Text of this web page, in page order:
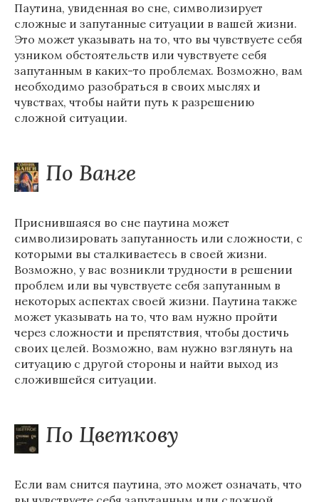
Паутина, увиденная во сне, символизирует
сложные и запутанные ситуации в вашей жизни.
Это может указывать на то, что вы чувствуете себя
узником обстоятельств или чувствуете себя
запутанным в каких-то проблемах. Возможно, вам
необходимо разобраться в своих мыслях и
чувствах, чтобы найти путь к разрешению
сложной ситуации.
По Ванге
Приснившаяся во сне паутина может
символизировать запутанность или сложности, с
которыми вы сталкиваетесь в своей жизни.
Возможно, у вас возникли трудности в решении
проблем или вы чувствуете себя запутанным в
некоторых аспектах своей жизни. Паутина также
может указывать на то, что вам нужно пройти
через сложности и препятствия, чтобы достичь
своих целей. Возможно, вам нужно взглянуть на
ситуацию с другой стороны и найти выход из
сложившейся ситуации.
По Цветкову
Если вам снится паутина, это может означать, что